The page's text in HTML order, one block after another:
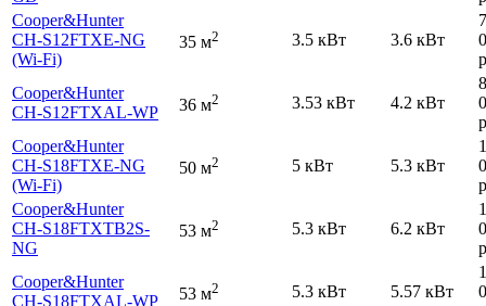
Cooper&Hunter
CH-S12FTXE-NG
(Wi-Fi)
35 м2 3.5 кВт 3.6 кВт
Cooper&Hunter
CH-S12FTXAL-WP
36 м2 3.53 кВт 4.2 кВт
Cooper&Hunter
CH-S18FTXE-NG
(Wi-Fi)
50 м2 5 кВт 5.3 кВт
Cooper&Hunter
CH-S18FTXTB2S-
NG
53 м2 5.3 кВт 6.2 кВт
Cooper&Hunter
CH-S18FTXAL-WP
53 м2 5.3 кВт 5.57 кВт